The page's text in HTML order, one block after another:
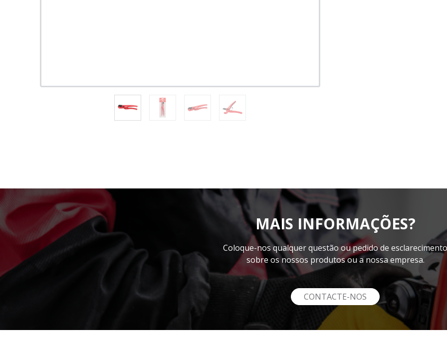
MAIS INFORMAÇÕES?
Coloque-nos qualquer questão ou pedido de esclarecimento
sobre os nossos produtos ou a nossa empresa.
CONTACTE-NOS